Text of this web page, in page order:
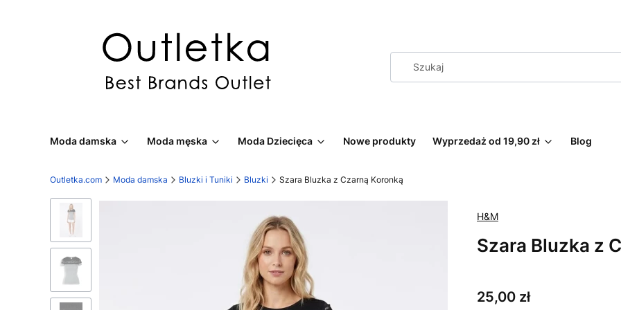
Moda damska Moda męska Moda Dziecięca Nowe produkty Wyprzedaż od 19,90 zł Blog
Outletka.com Moda damska Bluzki i Tuniki Bluzki Szara Bluzka z Czarną Koronką
H&M
Szara Bluzka z
Cena
25,00 zł